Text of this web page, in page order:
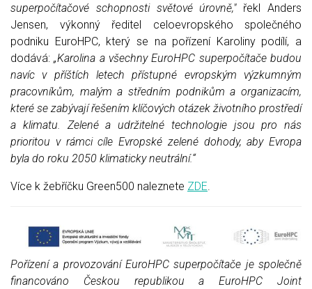
superpočítačové schopnosti světové úrovně,"řekl Anders
Jensen, výkonný ředitel celoevropského společného
podniku EuroHPC, který se na pořízení Karoliny podílí, a
dodává:„Karolina a všechny EuroHPC superpočítače budou
navíc v příštích letech přístupné evropským výzkumným
pracovníkům, malým a středním podnikům a organizacím,
které se zabývají řešením klíčových otázek životního prostředí
a klimatu. Zelené a udržitelné technologie jsou pro nás
prioritou v rámci cíle Evropské zelené dohody, aby Evropa
byla do roku 2050 klimaticky neutrální.“
Více k žebříčku Green500 naleznete ZDE
Pořízení a provozování EuroHPC superpočítače je společně
financováno Českou republikou a EuroHPC Joint